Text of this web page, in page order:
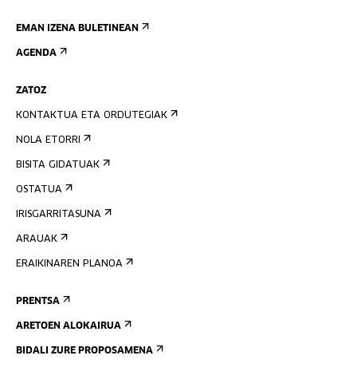
EMAN IZENA BULETINEAN
AGENDA
ZATOZ
KONTAKTUA ETA ORDUTEGIAK
NOLA ETORRI
BISITA GIDATUAK
OSTATUA
IRISGARRITASUNA
ARAUAK
ERAIKINAREN PLANOA
PRENTSA
ARETOEN ALOKAIRUA
BIDALI ZURE PROPOSAMENA